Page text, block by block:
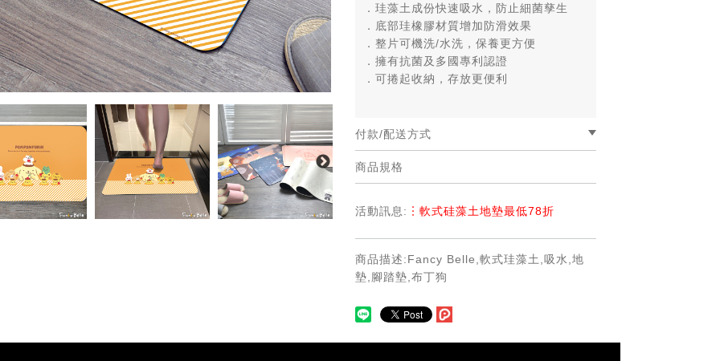
．珪藻土成份快速吸水，防止細菌孳生
．底部珪橡膠材質增加防滑效果
．整片可機洗/水洗，保養更方便
．擁有抗菌及多國專利認證
．可捲起收納，存放更便利
付款/配送方式
☆付款方式：線上刷卡/LINE PAY/ATM匯
款/貨到付款
☆配送方式 ：貨運宅配(本島及離島指定
區域)/國際EMS配送/7-11超商取貨
☆運費說明
-本島運費：宅配:100 超商取貨:80，全館
滿千免運。若有運費優惠請以活動公告為
-離島運費：宅配配送外島（澎湖、金門、
馬祖），單箱運費200元(超商取貨不提供
外島寄送)。
商品規格
活動訊息: ︙軟式硅藻土地墊最低78折
商品描述:Fancy Belle,軟式珪藻土,吸水,地
墊,腳踏墊,布丁狗